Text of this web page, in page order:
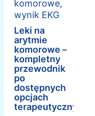
Leki na
arytmie
komorowe –
kompletny
przewodnik
po
dostępnych
opcjach
terapeutycznych